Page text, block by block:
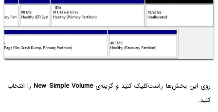
روی این بخش‌ها راست‌کلیک کنید و گزینه‌یNew Simple Volume‌را انتخاب
کنید.